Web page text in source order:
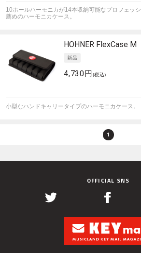
10ホールハーモニカが14本収納可能なプロフェッ
薦めのハーモニカケース。
HOHNER FlexCase M
4,730円 (税込)
小型なハンドキャリータイプのハーモニカケース。
1
OFFICIAL SNS